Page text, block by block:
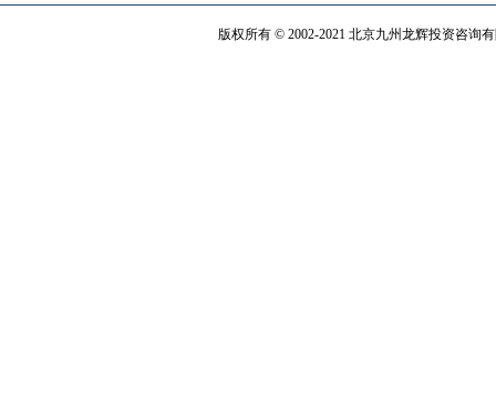
版权所有 © 2002-2021 北京九州龙辉投资咨